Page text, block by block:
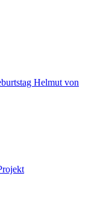
Helmut von